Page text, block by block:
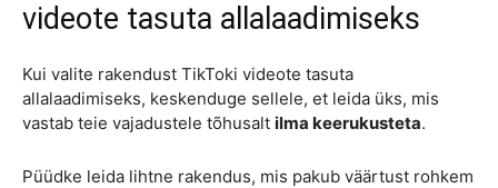
videote tasuta allalaadimiseks
Kui valite rakendust TikToki videote tasuta
allalaadimiseks, keskenduge sellele, et leida üks, mis
vastab teie vajadustele tõhusalt ilma keerukusteta.
Püüdke leida lihtne rakendus, mis pakub väärtust rohkem